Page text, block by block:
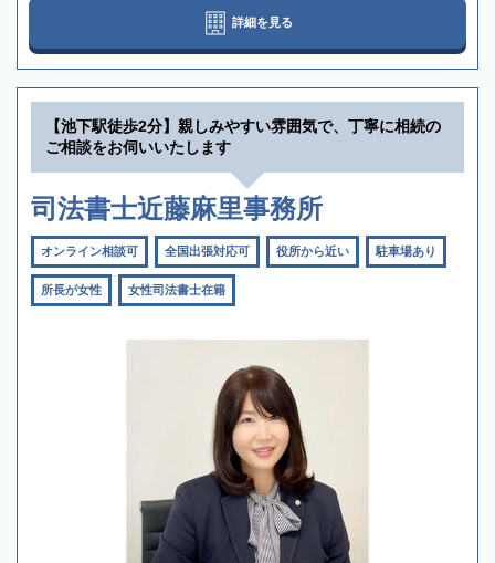
詳細を見る
【池下駅徒歩2分】親しみやすい雰囲気で、丁寧に相続の
ご相談をお伺いいたします
司法書士近藤麻里事務所
オンライン相談可 全国出張対応可 役所から近い 駐車場あり
所長が女性 女性司法書士在籍